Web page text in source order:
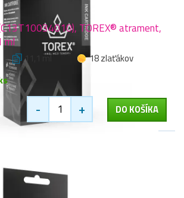
TOREX® atrament,
ml
11,1 ml
18 zlaťákov
- + DO KOŠÍKA